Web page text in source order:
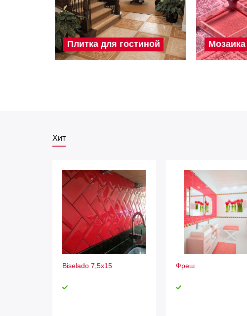
Плитка для гостиной Мозаика
Хит
Biselado 7,5x15 Фреш